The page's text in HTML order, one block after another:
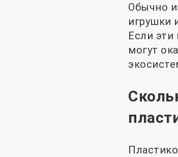
Обычно
игрушки
Если
могут